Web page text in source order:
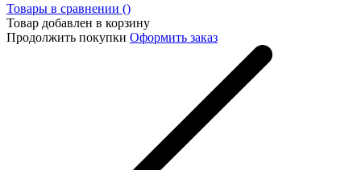
Товары в сравнении ()
Товар добавлен в корзину
Продолжить покупки Оформить заказ